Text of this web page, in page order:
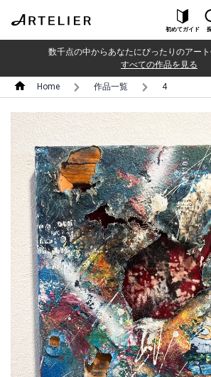
初めてガイド
数千点の中からあなたにぴったりのアー
すべての作品を見る
Home 作品一覧 4